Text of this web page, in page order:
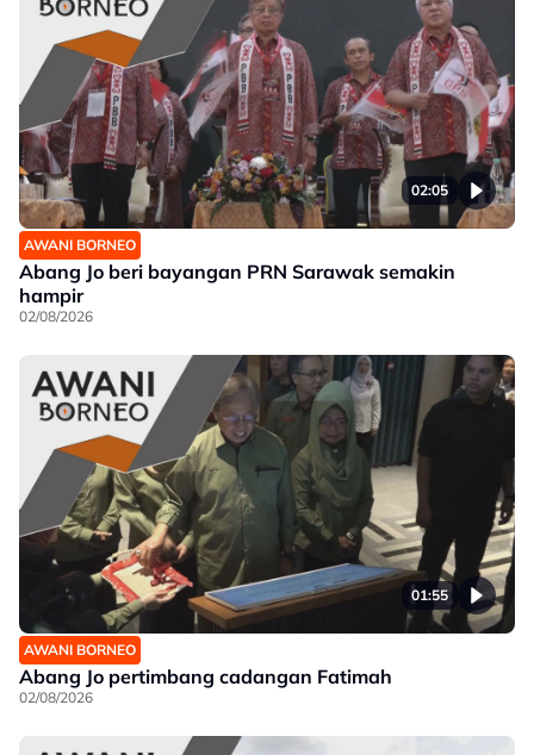
02:05
AWANI BORNEO
Abang Jo beri bayangan PRN Sarawak semakin
hampir
02/08/2026
01:55
AWANI BORNEO
Abang Jo pertimbang cadangan Fatimah
02/08/2026